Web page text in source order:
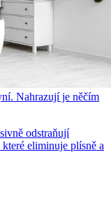
Nahrazují je něčím
odstraňují
eliminuje plísně a